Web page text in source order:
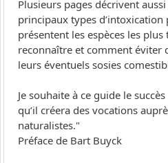
Plusieurs pages décrivent
principaux types
présentent les espèces les
reconnaître et comment éviter
leurs éventuels sosies
Je souhaite à ce guide le
qu’il créera des vocations
naturalistes."
Préface de Bart Buyck